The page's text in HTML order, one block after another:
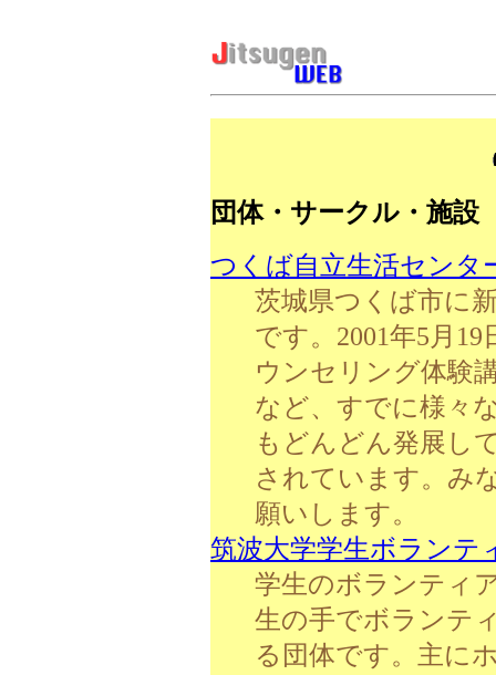
団体・サークル・施設
つくば自立生活センタ
茨城県つくば市に
です。2001年5月
ウンセリング体験
など、すでに様々
もどんどん発展し
されています。み
願いします。
筑波大学学生ボラン
学生のボランティ
生の手でボランテ
る団体です。主に